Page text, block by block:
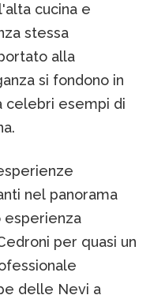
cucina e
stessa
alla
si fondono in
celebri esempi di
nel panorama
esperienza
per quasi un
delle Nevi a